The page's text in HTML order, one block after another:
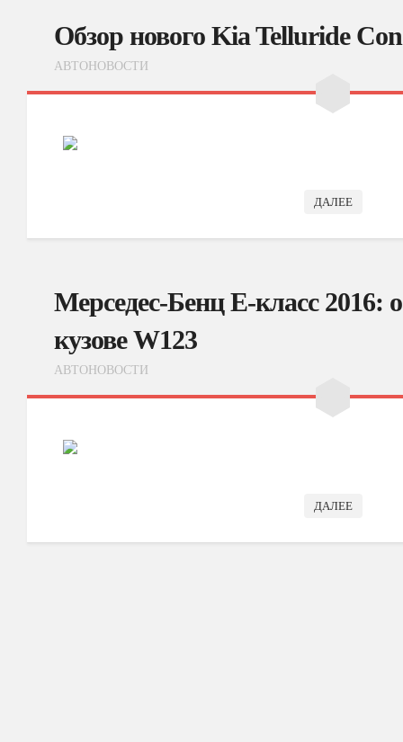
Обзор нового Kia Telluride
АВТОНОВОСТИ
ДАЛЕЕ
Мерседес-Бенц Е-класс 2016:
кузове W123
АВТОНОВОСТИ
ДАЛЕЕ